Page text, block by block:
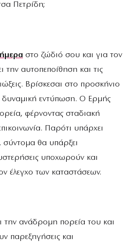
Πετρίδη;
στο ζώδιό σου και για τον
την αυτοπεποίθηση και τις
Βρίσκεσαι στο προσκήνιο
δυναμική εντύπωση. Ο Ερμής
φέρνοντας σταδιακή
Παρότι υπάρχει
θα υπάρξει
υποχωρούν και
έλεγχο των καταστάσεων.
ανάδρομη πορεία του και
παρεξηγήσεις και